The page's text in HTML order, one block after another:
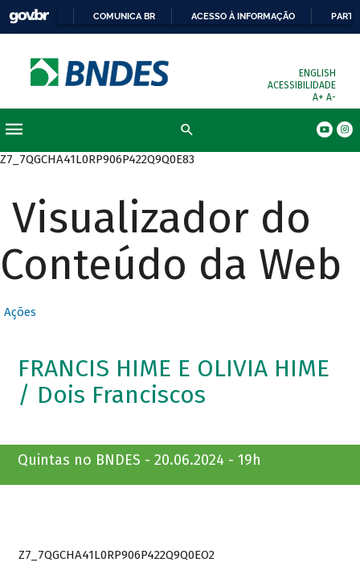
COMUNICA BR ACESSO À INFORMAÇÃO
ENGLISH
ACESSIBILIDADE
A+ A-
Z7_7QGCHA41L0RP906P422Q9Q0E83
Visualizador do
Conteúdo da Web
Ações
FRANCIS HIME E OLIVIA HIME
/ Dois Franciscos
Quintas no BNDES - 20.06.2024 - 19h
Z7_7QGCHA41L0RP906P422Q9Q0EO2